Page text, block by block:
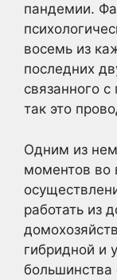
пандемии.
восемь из
последних
связанного
так это
Одним из
моментов во
работать из
гибридной и